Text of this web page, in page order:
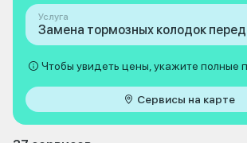
Услуга
Замена тормозных колодок
Чтобы увидеть цены, укажите полные
Сервисы на карте